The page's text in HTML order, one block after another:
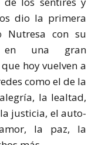
dio la primera
con su
en una gran
hoy vuelven a
como el de la
la lealtad,
justicia, el auto-
la paz, la